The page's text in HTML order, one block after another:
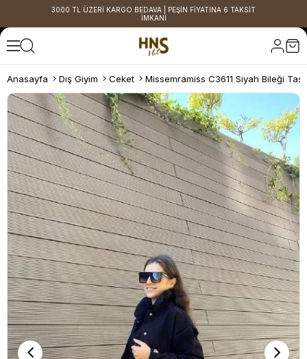
3000 TL ÜZERİ KARGO BEDAVA | PEŞİN FİYATINA 6 TAKSİT
İMKANI
Anasayfa Dış Giyim Ceket Missemramiss C3611 Siyah Bileği